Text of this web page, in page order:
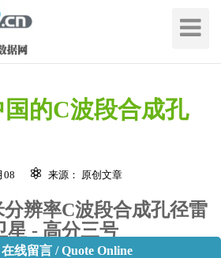
切
导
的C波段合成孔
08 来源： 原创文章
辨率C波段合成孔径雷
星 - 高分三号
在线留言 / Quote Online